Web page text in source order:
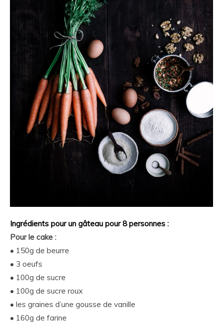
Ingrédients pour un gâteau pour 8 personnes :
Pour le cake :
• 150g de beurre
• 3 oeufs
• 100g de sucre
• 100g de sucre roux
• les graines d’une gousse de vanille
• 160g de farine